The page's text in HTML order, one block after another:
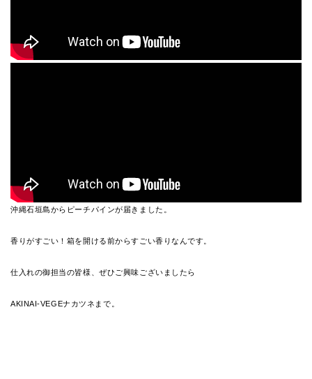
沖縄石垣島からピーチパインが届きました。
香りがすごい！箱を開ける前からすごい香りなんです。
仕入れの御担当の皆様、ぜひご興味ございましたら
AKINAI-VEGEナカツネまで。